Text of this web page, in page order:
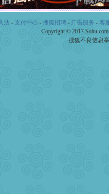
法 - 支付中心- 搜狐招聘- 广告服务 - 客
Copyright © 2017
搜狐不良信息